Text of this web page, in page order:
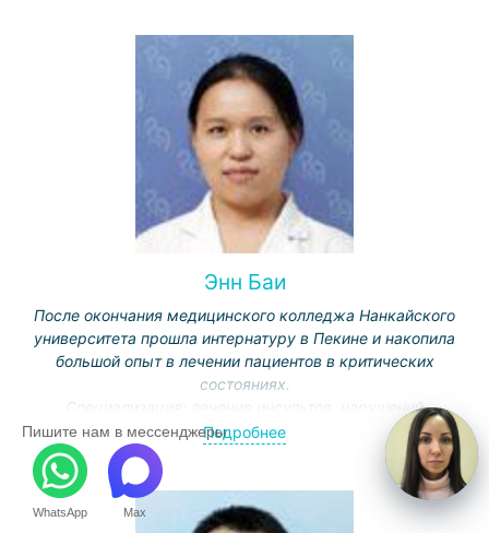
мостомозжечкового угла и др.), так и злокачественных
- одиночных и множественных метастазов в головном
мозге (в том числе посредством многократного
воздействия “Гамма-ножом”).
Энн Баи
После окончания медицинского колледжа Нанкайского
университета прошла интернатуру в Пекине и накопила
большой опыт в лечении пациентов в критических
состояниях.
Специализация: лечение инсультов, нарушений
сознания, респираторных заболеваний.
Активно ведет научную работу, публикуется в
медицинских журналах.
Подробнее
Пишите нам в мессенджеры
WhatsApp Max